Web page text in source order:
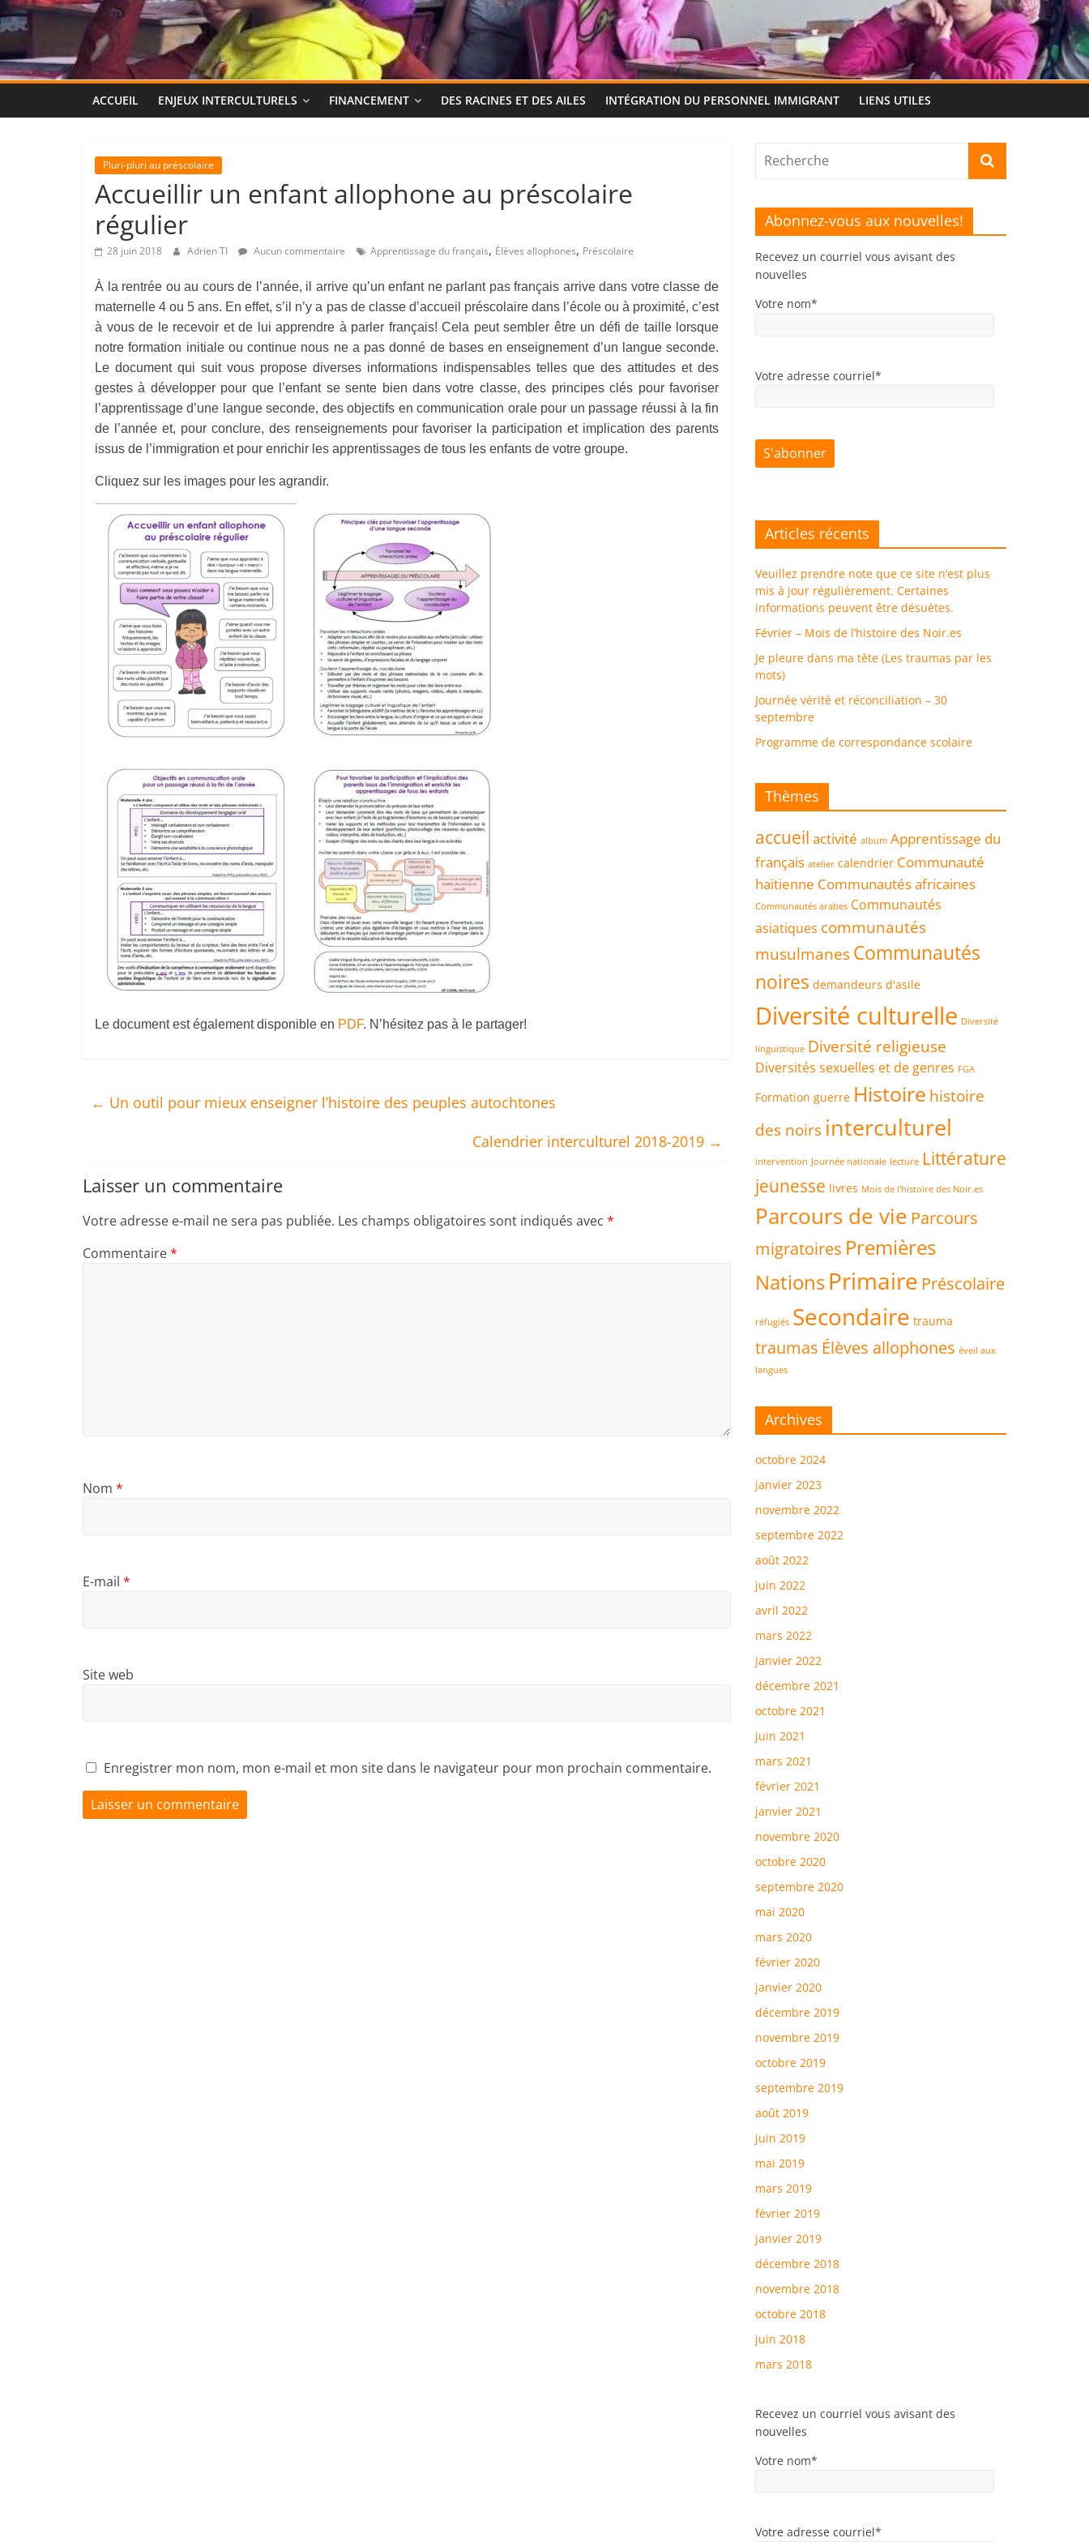
ACCUEIL ENJEUX INTERCULTURELS FINANCEMENT DES RACINES ET DES AILES INTÉGRATION DU PERSONNEL IMMIGRANT LIENS UTILES
Pluri-pluri au préscolaire
Accueillir un enfant allophone au préscolaire
régulier
28 juin 2018 Adrien TI Aucun commentaire Apprentissage du français, Élèves allophones, Préscolaire
À la rentrée ou au cours de l’année, il arrive qu’un enfant ne parlant pas français arrive dans votre classe de
maternelle 4 ou 5 ans. En effet, s’il n’y a pas de classe d’accueil préscolaire dans l’école ou à proximité, c’est
à vous de le recevoir et de lui apprendre à parler français! Cela peut sembler être un défi de taille lorsque
notre formation initiale ou continue nous ne a pas donné de bases en enseignement d’un langue seconde.
Le document qui suit vous propose diverses informations indispensables telles que des attitudes et des
gestes à développer pour que l’enfant se sente bien dans votre classe, des principes clés pour favoriser
l’apprentissage d’une langue seconde, des objectifs en communication orale pour un passage réussi à la fin
de l’année et, pour conclure, des renseignements pour favoriser la participation et implication des parents
issus de l’immigration et pour enrichir les apprentissages de tous les enfants de votre groupe.
Cliquez sur les images pour les agrandir.
Le document est également disponible en PDF. N’hésitez pas à le partager!
← Un outil pour mieux enseigner l’histoire des peuples autochtones
Calendrier interculturel 2018-2019 →
Laisser un commentaire
Votre adresse e-mail ne sera pas publiée. Les champs obligatoires sont indiqués avec *
Commentaire*
Nom *
E-mail *
Site web
Enregistrer mon nom, mon e-mail et mon site dans le navigateur pour mon prochain commentaire.
Abonnez-vous aux nouvelles!
Recevez un courriel vous avisant des
nouvelles
Votre nom*
Votre adresse courriel*
Articles récents
Veuillez prendre note que ce site n’est plus
mis à jour régulièrement. Certaines
informations peuvent être désuètes.
Février – Mois de l’histoire des Noir.es
Je pleure dans ma tête (Les traumas par les
mots)
Journée vérité et réconciliation – 30
septembre
Programme de correspondance scolaire
Thèmes
accueil activité album Apprentissage du
français atelier calendrier Communauté
haïtienne Communautés africaines
Communautés arabes Communautés
asiatiques communautés
musulmanes Communautés
noires demandeurs d'asile
Diversité culturelle Diversité
linguistique Diversité religieuse
Diversités sexuelles et de genres FGA
Formation guerre Histoire histoire
des noirs interculturel
intervention Journée nationale lecture Littérature
jeunesse livres Mois de l'histoire des Noir.es
Parcours de vie Parcours
migratoires Premières
NationsPrimaire Préscolaire
réfugiés Secondaire trauma
traumas Élèves allophones éveil aux
langues
Archives
octobre 2024
janvier 2023
novembre 2022
septembre 2022
août 2022
juin 2022
avril 2022
mars 2022
janvier 2022
décembre 2021
octobre 2021
juin 2021
mars 2021
février 2021
janvier 2021
novembre 2020
octobre 2020
septembre 2020
mai 2020
mars 2020
février 2020
janvier 2020
décembre 2019
novembre 2019
octobre 2019
septembre 2019
août 2019
juin 2019
mai 2019
mars 2019
février 2019
janvier 2019
décembre 2018
novembre 2018
octobre 2018
juin 2018
mars 2018
Recevez un courriel vous avisant des
nouvelles
Votre nom*
Votre adresse courriel*